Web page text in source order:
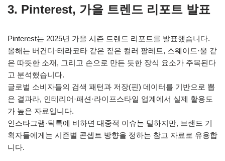
3. Pinterest, 가을 트렌드 리포트 발표
Pinterest는 2025년 가을 시즌 트렌드 리포트를 발표했습니다.
올해는 버건디·테라코타 같은 짙은 컬러 팔레트, 스웨이드·울 같
은 따뜻한 소재, 그리고 손으로 만든 듯한 장식 요소가 주목된다
고 분석했습니다.
글로벌 소비자들의 검색 패턴과 저장(핀) 데이터를 기반으로 뽑
은 결과라, 인테리어·패션·라이프스타일 업계에서 실제 활용도
가 높은 자료입니다.
인스타그램·틱톡에 비하면 대중적 이슈는 덜하지만, 브랜드 기
획자들에게는 시즌별 콘셉트 방향을 정하는 참고 자료로 유용합
니다.